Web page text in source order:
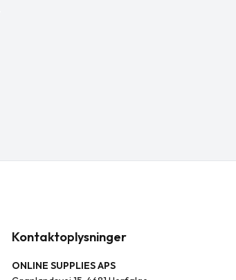
Kontaktoplysninger
ONLINE SUPPLIES APS